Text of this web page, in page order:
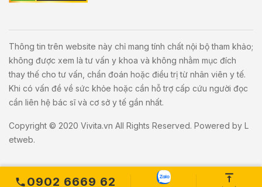
Thông tin trên website này chỉ mang tính chất nội bộ tham khảo;
không được xem là tư vấn y khoa và không nhằm mục đích
thay thế cho tư vấn, chẩn đoán hoặc điều trị từ nhân viên y tế.
Khi có vấn đề về sức khỏe hoặc cần hỗ trợ cấp cứu người đọc
cần liên hệ bác sĩ và cơ sở y tế gần nhất.
Copyright © 2020 Vivita.vn All Rights Reserved. Powered by L
etweb.
0902 6669 62